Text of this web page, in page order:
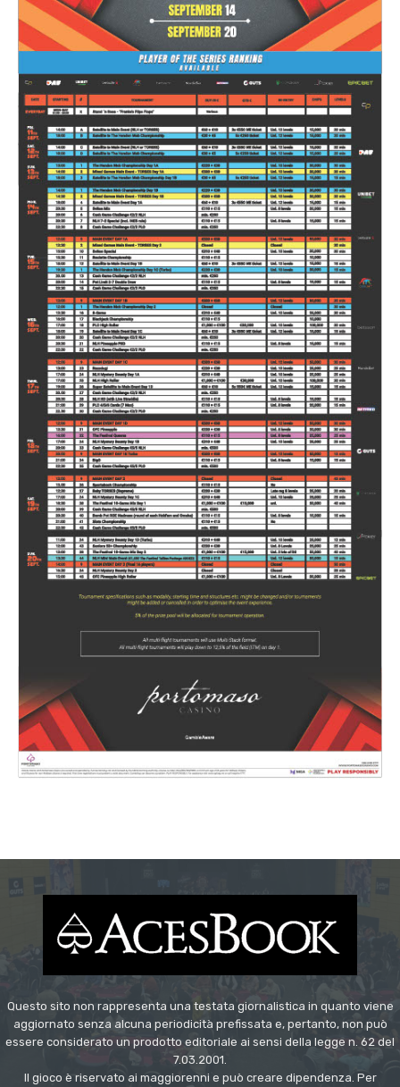
Questo sito non rappresenta una testata giornalistica in quanto viene
aggiornato senza alcuna periodicità prefissata e, pertanto, non può
essere considerato un prodotto editoriale ai sensi della legge n. 62 del
7.03.2001.
Il gioco è riservato ai maggiorenni e può creare dipendenza. Per